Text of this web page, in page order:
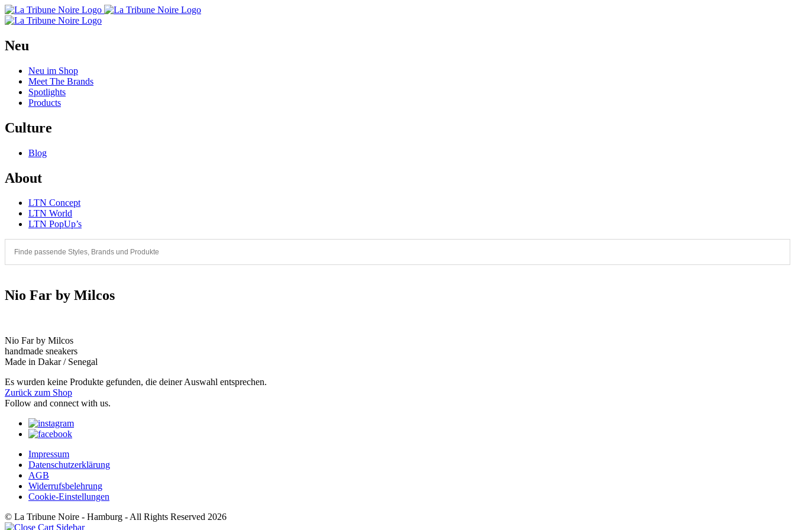
Neu
Neu im Shop
Meet The Brands
Spotlights
Products
Culture
Blog
About
LTN Concept
LTN World
LTN PopUp’s
Nio Far by Milcos
Nio Far by Milcos
handmade sneakers
Made in Dakar / Senegal
Es wurden keine Produkte gefunden, die deiner Auswahl entsprechen.
Zurück zum Shop
Follow and connect with us.
Impressum
Datenschutzerklärung
AGB
Widerrufsbelehrung
Cookie-Einstellungen
© La Tribune Noire - Hamburg - All Rights Reserved 2026